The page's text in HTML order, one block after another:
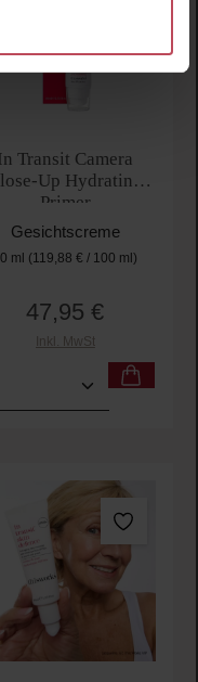
Wert ein
Transit Camera
Up Hydrating
Primer
Gesichtscreme
ml (119,88 € / 100 ml)
Regulärer Preis:
47,95 €
Inkl. MwSt
Anzahl: Gib